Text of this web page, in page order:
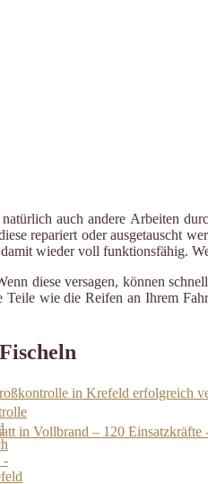
auch andere Arbeiten
repariert oder ausgetauscht
wieder voll funktionsfähig.
diese versagen, können
Teile wie die Reifen an Ihrem
in Krefeld erfolgreich
in Vollbrand – 120 Einsatzkräfte